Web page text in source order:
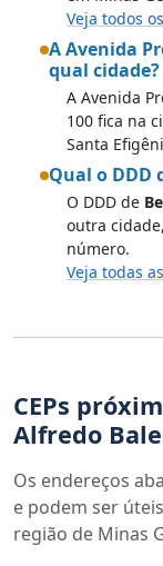
Veja todos
A Avenida
qual cidade?
A Avenida
100 fica na
Santa
Qual o DDD
O DDD de
outra
número.
Veja todas
CEPs
Alfredo
Os endereços
e podem ser
região de Minas